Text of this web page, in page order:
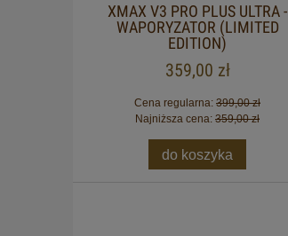
XMAX V3 PRO PLUS ULTRA -
WAPORYZATOR (LIMITED
EDITION)
359,00 zł
Cena regularna: 399,00 zł
Najniższa cena: 359,00 zł
do koszyka